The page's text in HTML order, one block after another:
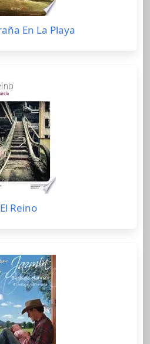
En La Playa
El Reino